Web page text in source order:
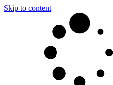
Skip to content